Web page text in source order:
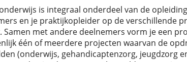
is integraal onderdeel van de
en je praktijkopleider op de verschillende
Samen met andere deelnemers vorm je een
één of meerdere projecten waarvan de
(onderwijs, gehandicaptenzorg, jeugdzorg